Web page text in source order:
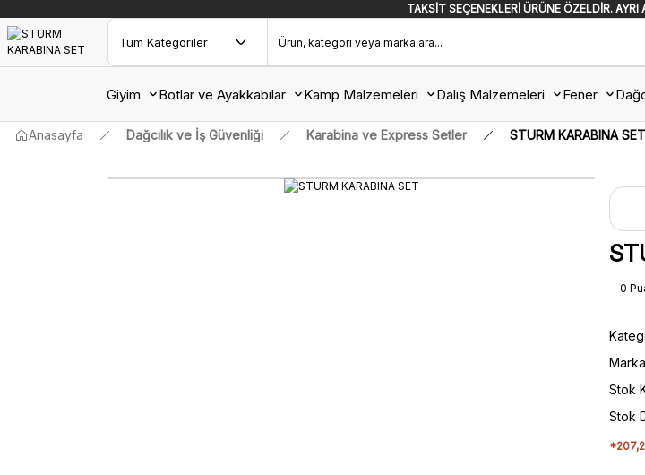
TAKSİT SEÇENEKLERİ ÜRÜNE ÖZELDİR. AYRI
Giyim Botlar ve Ayakkabılar Kamp Malzemeleri Dalış Malzemeleri Fener
Anasayfa Dağcılık ve İş Güvenliği Karabina ve Express Setler STURM KARABINA SET
0
Marka
Stok
Stok